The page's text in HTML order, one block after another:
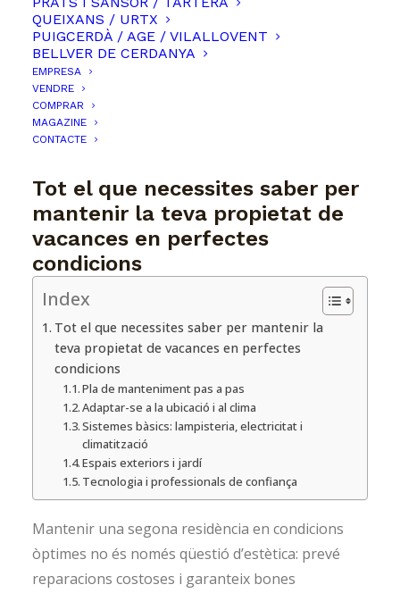
QUEIXANS / URTX
PUIGCERDÀ / AGE / VILALLOVENT
BELLVER DE CERDANYA
EMPRESA
VENDRE
COMPRAR
MAGAZINE
CONTACTE
Tot el que necessites saber per
mantenir la teva propietat de
vacances en perfectes
condicions
Index
Tot el que necessites saber per mantenir la
teva propietat de vacances en perfectes
condicions
Pla de manteniment pas a pas
Adaptar-se a la ubicació i al clima
Sistemes bàsics: lampisteria, electricitat i
climatització
Espais exteriors i jardí
Tecnologia i professionals de confiança
Mantenir una segona residència en condicions
òptimes no és només qüestió d’estètica: prevé
reparacions costoses i garanteix bones